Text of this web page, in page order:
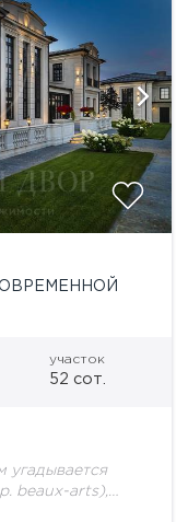
участок
52 сот.
угадывается
beaux-arts),